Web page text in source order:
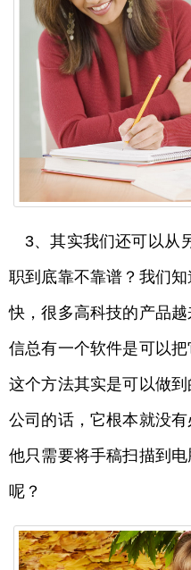
3、其实我们还可以从
职到底靠不靠谱？我们
快，很多高科技的产品
信总有一个软件是可以
这个方法其实是可以做
公司的话，它根本就没
他只需要将手稿扫描到
呢？